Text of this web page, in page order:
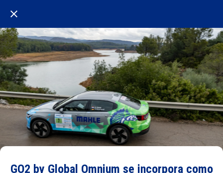
GO2 by Global Omnium se incorpora como